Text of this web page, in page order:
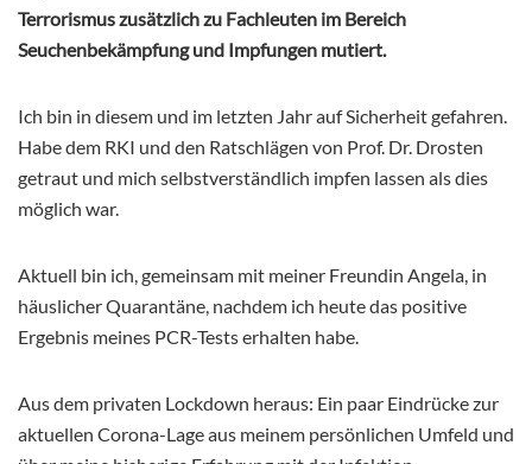
Terrorismus zusätzlich zu Fachleuten im Bereich
Seuchenbekämpfung und Impfungen mutiert.
Ich bin in diesem und im letzten Jahr auf Sicherheit gefahren.
Habe dem RKI und den Ratschlägen von Prof. Dr. Drosten
getraut und mich selbstverständlich impfen lassen als dies
möglich war.
Aktuell bin ich, gemeinsam mit meiner Freundin Angela, in
häuslicher Quarantäne, nachdem ich heute das positive
Ergebnis meines PCR-Tests erhalten habe.
Aus dem privaten Lockdown heraus: Ein paar Eindrücke zur
aktuellen Corona-Lage aus meinem persönlichen Umfeld und